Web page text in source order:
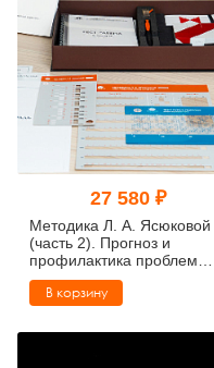
27 580 ₽
Методика Л. А. Ясюковой
(часть 2). Прогноз и
профилактика проблем
обучения в средней школе
(3-6 классы)
В корзину